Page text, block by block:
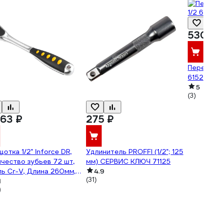
₽
1/2" Inforce DR,
зубьев 72 шт,
Cr-V, Длина 260мм,
06-05-
275 ₽
Удлинитель PROFFI (1/2"; 125
мм) СЕРВИС КЛЮЧ 71125
4.9
(31)
530 ₽
615205-
5
(3)